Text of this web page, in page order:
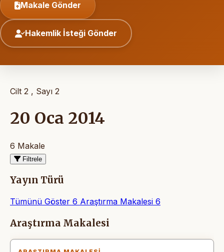
Makale Gönder
Hakemlik İsteği Gönder
Cilt 2 , Sayı 2
20 Oca 2014
6 Makale
Filtrele
Yayın Türü
Tümünü Göster 6 Araştırma Makalesi 6
Makaleler
Araştırma Makalesi